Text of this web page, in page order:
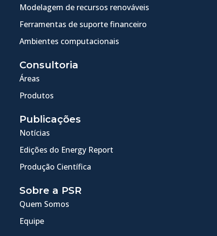
Modelagem de recursos renováveis
Ferramentas de suporte financeiro
Ambientes computacionais
Consultoria
Áreas
Produtos
Publicações
Notícias
Edições do Energy Report
Produção Científica
Sobre a PSR
Quem Somos
Equipe